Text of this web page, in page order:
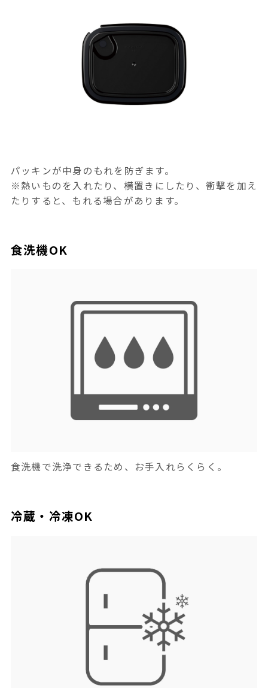
パッキンが中身のもれを防ぎます。
※熱いものを入れたり、横置きにしたり、衝撃を加え
たりすると、もれる場合があります。
食洗機OK
食洗機で洗浄できるため、お手入れらくらく。
冷蔵・冷凍OK